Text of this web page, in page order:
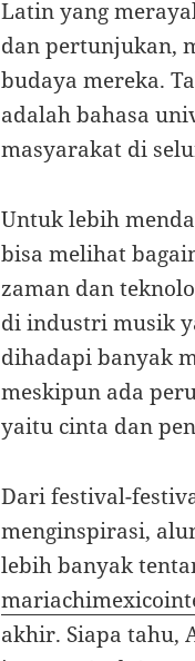
Latin yang
dan pertunjukan,
budaya mereka.
adalah bahasa
masyarakat di
Untuk lebih
bisa melihat
zaman dan
di industri musik
dihadapi banyak
meskipun ada
yaitu cinta dan
Dari festival-
menginspirasi,
lebih banyak
akhir. Siapa tahu,